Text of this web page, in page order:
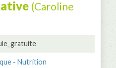
(Caroline
- Nutrition